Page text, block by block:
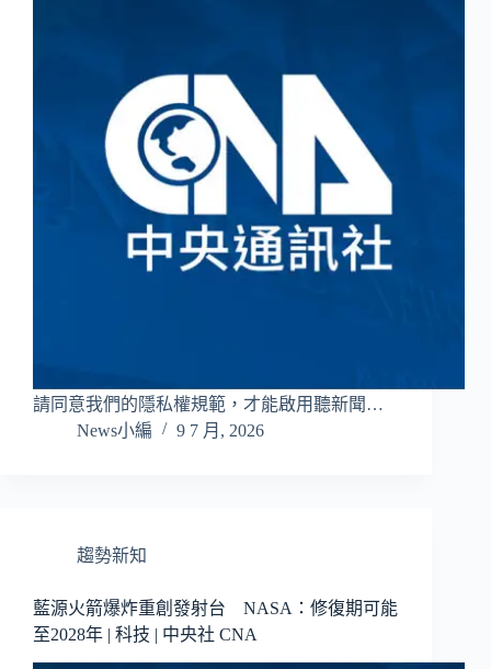
請同意我們的隱私權規範，才能啟用聽新聞…
News小編
9 7 月, 2026
趨勢新知
藍源火箭爆炸重創發射台 NASA：修復期可能
至2028年 | 科技 | 中央社 CNA